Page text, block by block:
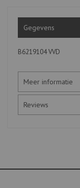
Gegevens
B6219104 VVD
Meer informatie
Reviews